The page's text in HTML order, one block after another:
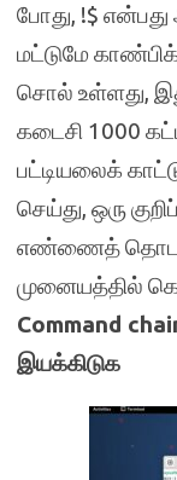
போது, !$
மட்டுமே
சொல் உள்ளது,
கடைசி 1000
பட்டியலைக்
செய்து, ஒரு
எண்ணைத்
முனையத்தில்
Command
இயக்கிடுக